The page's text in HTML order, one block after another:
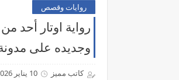
روايات وقصص
رواية اوتار أحد
وجديده على
كاتب مميز 10 يناير 2026